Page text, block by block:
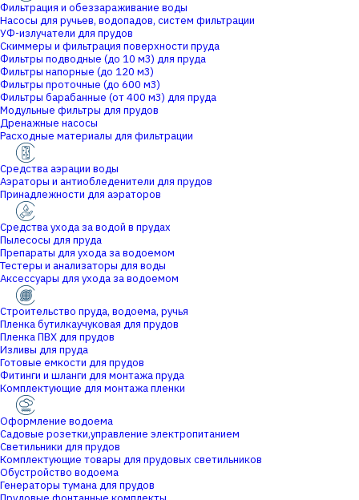
Фильтрация и обеззараживание воды
Насосы для ручьев, водопадов, систем фильтрации
УФ-излучатели для прудов
Скиммеры и фильтрация поверхности пруда
Фильтры подводные (до 10 м3) для пруда
Фильтры напорные (до 120 м3)
Фильтры проточные (до 600 м3)
Фильтры барабанные (от 400 м3) для пруда
Модульные фильтры для прудов
Дренажные насосы
Расходные материалы для фильтрации
Средства аэрации воды
Аэраторы и антиобледенители для прудов
Принадлежности для аэраторов
Средства ухода за водой в прудах
Пылесосы для пруда
Препараты для ухода за водоемом
Тестеры и анализаторы для воды
Аксессуары для ухода за водоемом
Строительство пруда, водоема, ручья
Пленка бутилкаучуковая для прудов
Пленка ПВХ для прудов
Изливы для пруда
Готовые емкости для прудов
Фитинги и шланги для монтажа пруда
Комплектующие для монтажа пленки
Оформление водоема
Садовые розетки,управление электропитанием
Светильники для прудов
Комплектующие товары для прудовых светильников
Обустройство водоема
Генераторы тумана для прудов